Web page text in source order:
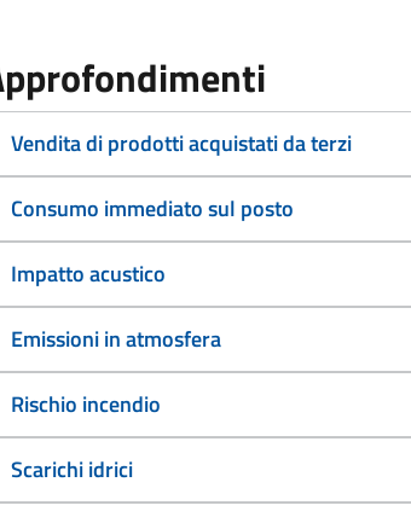
Vendita di prodotti acquistati da terzi
Consumo immediato sul posto
Impatto acustico
Emissioni in atmosfera
Rischio incendio
Scarichi idrici